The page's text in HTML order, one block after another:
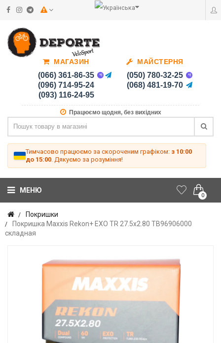
МАГАЗИН
(066) 361-86-35
(096) 714-95-24
(093) 116-24-95
МАЙСТЕРНЯ
(050) 780-32-25
(068) 481-19-70
Працюємо щодня, без вихідних
Тимчасово працюємо за скороченим графіком: з 10:00
до 15:00 . Дякуємо за розуміння!
0
МЕНЮ
Покришки
Покришка Maxxis Rekon+ EXO TR 27.5x2.80 TB96906000
складная